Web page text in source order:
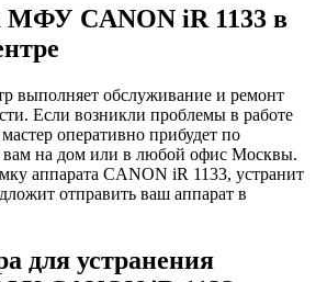
МФУ CANON iR 1133 в
выполняет обслуживание и ремонт
Если возникли проблемы в работе
оперативно прибудет по
вам на дом или в любой офис Москвы.
аппарата CANON iR 1133, устранит
отправить ваш аппарат в
для устранения